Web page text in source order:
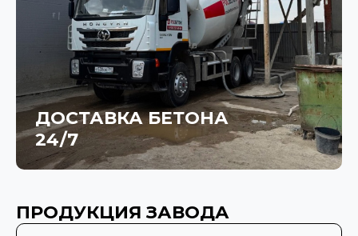
ДОСТАВКА БЕТОНА
24/7
ПРОДУКЦИЯ ЗАВОДА